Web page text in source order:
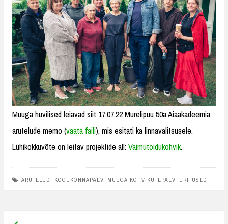
Muuga huvilised leiavad siit 17.07.22 Murelipuu 50a Aiaakadeemia
arutelude memo (vaata faili), mis esitati ka linnavalitsusele.
Lühikokkuvõte on leitav projektide all:Vaimutoidukohvik.
ARUTELUD , KOGUKONNAPÄEV, MUUGA KOHVIKUTEPÄEV, ÜRITUSED